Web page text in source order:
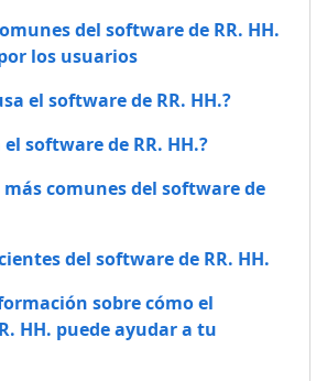
del software de RR. HH.
los usuarios
el software de RR. HH.?
software de RR. HH.?
comunes del software de
del software de RR. HH.
sobre cómo el
HH. puede ayudar a tu